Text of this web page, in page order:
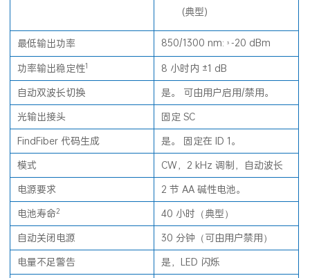
(典型)
最低输出功率 850/1300 nm: ³ -20 dBm
功率输出稳定性1
8 小时内 ±1 dB
自动双波长切换
是。 可由用户启用/禁用。
光输出接头
固定 SC
FindFiber 代码生成
是。 固定在 ID 1。
模式
CW，2 kHz 调制，自动波长
电源要求
2 节 AA 碱性电池。
电池寿命2
40 小时（典型）
自动关闭电源
30 分钟（可由用户禁用）
电量不足警告
是，LED 闪烁